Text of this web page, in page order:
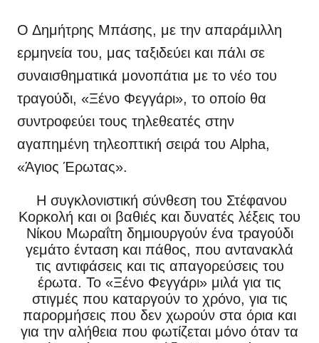
Ο Δημήτρης Μπάσης, με την απαράμιλλη
ερμηνεία του, μας ταξιδεύει και πάλι σε
συναισθηματικά μονοπάτια με το νέο του
τραγούδι, «Ξένο Φεγγάρι», το οποίο θα
συντροφεύει τους τηλεθεατές στην
αγαπημένη τηλεοπτική σειρά του Alpha,
«Άγιος Έρωτας».
Η συγκλονιστική σύνθεση του Στέφανου
Κορκολή και οι βαθιές και δυνατές λέξεις του
Νίκου Μωραΐτη δημιουργούν ένα τραγούδι
γεμάτο ένταση και πάθος, που αντανακλά
τις αντιφάσεις και τις απαγορεύσεις του
έρωτα. Το «Ξένο Φεγγάρι» μιλά για τις
στιγμές που καταργούν το χρόνο, για τις
παρορμήσεις που δεν χωρούν στα όρια και
για την αλήθεια που φωτίζεται μόνο όταν τα